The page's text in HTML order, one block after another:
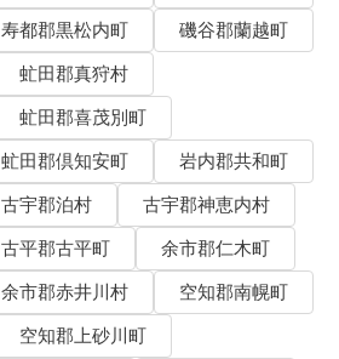
寿都郡黒松内町
磯谷郡蘭越町
虻田郡真狩村
虻田郡喜茂別町
虻田郡倶知安町
岩内郡共和町
古宇郡泊村
古宇郡神恵内村
古平郡古平町
余市郡仁木町
余市郡赤井川村
空知郡南幌町
空知郡上砂川町